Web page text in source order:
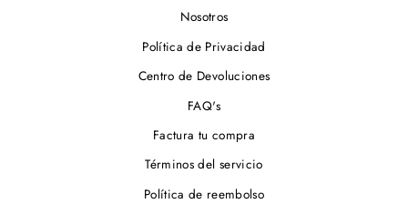
Nosotros
Política de Privacidad
Centro de Devoluciones
FAQ's
Factura tu compra
Términos del servicio
Política de reembolso